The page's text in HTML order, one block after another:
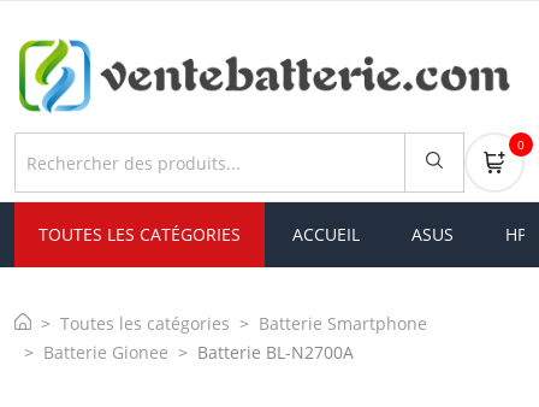
0
TOUTES LES CATÉGORIES ACCUEIL ASUS HP
Toutes les catégories
Batterie Smartphone
Batterie Gionee
Batterie BL-N2700A